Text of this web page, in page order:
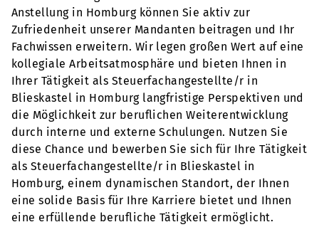
Anstellung in Homburg können Sie aktiv zur
Zufriedenheit unserer Mandanten beitragen und Ihr
Fachwissen erweitern. Wir legen großen Wert auf eine
kollegiale Arbeitsatmosphäre und bieten Ihnen in
Ihrer Tätigkeit als Steuerfachangestellte/r in
Blieskastel in Homburg langfristige Perspektiven und
die Möglichkeit zur beruflichen Weiterentwicklung
durch interne und externe Schulungen. Nutzen Sie
diese Chance und bewerben Sie sich für Ihre Tätigkeit
als Steuerfachangestellte/r in Blieskastel in
Homburg, einem dynamischen Standort, der Ihnen
eine solide Basis für Ihre Karriere bietet und Ihnen
eine erfüllende berufliche Tätigkeit ermöglicht.